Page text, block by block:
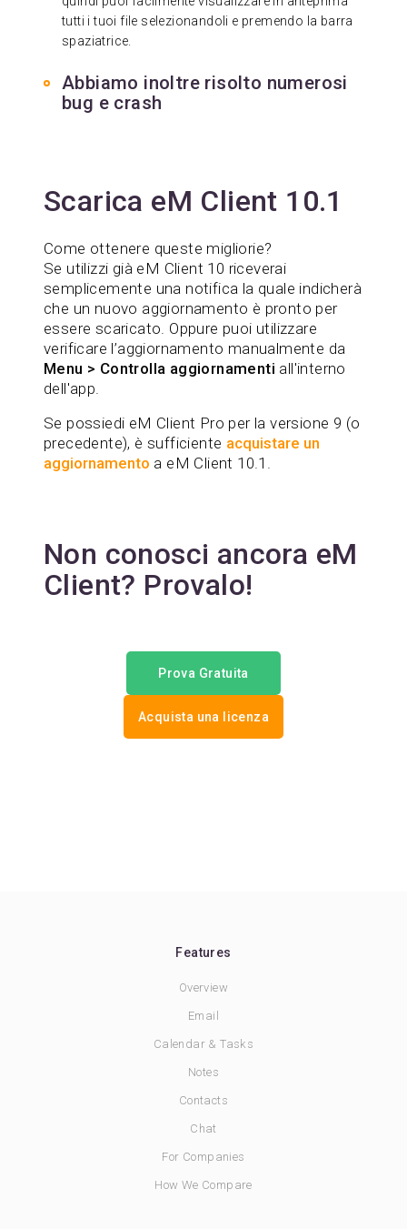
tutti i tuoi file selezionandoli e premendo la barra
spaziatrice.
Abbiamo inoltre risolto numerosi
bug e crash
Scarica eM Client 10.1
Come ottenere queste migliorie?
Se utilizzi già eM Client 10 riceverai
semplicemente una notifica la quale indicherà
che un nuovo aggiornamento è pronto per
essere scaricato. Oppure puoi utilizzare
verificare l’aggiornamento manualmente da
Menu > Controlla aggiornamenti all'interno
dell'app.
Se possiedi eM Client Pro per la versione 9 (o
precedente), è sufficiente acquistare un
aggiornamento a eM Client 10.1.
Non conosci ancora eM
Client? Provalo!
Prova Gratuita
Acquista una licenza
Features
Overview
Email
Calendar & Tasks
Notes
Contacts
Chat
For Companies
How We Compare